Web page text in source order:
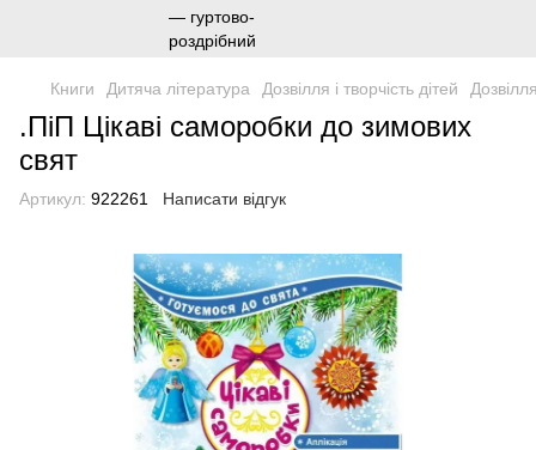
Книги Дитяча література Дозвілля і творчість дітей
.ПіП Цікаві саморобки до зимових
свят
Артикул: 922261 Написати відгук